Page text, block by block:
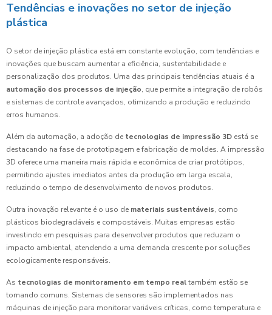
Tendências e inovações no setor de injeção
plástica
O setor de injeção plástica está em constante evolução, com tendências e
inovações que buscam aumentar a eficiência, sustentabilidade e
personalização dos produtos. Uma das principais tendências atuais é a
automação dos processos de injeção, que permite a integração de robôs
e sistemas de controle avançados, otimizando a produção e reduzindo
erros humanos.
Além da automação, a adoção de tecnologias de impressão 3D está se
destacando na fase de prototipagem e fabricação de moldes. A impressão
3D oferece uma maneira mais rápida e econômica de criar protótipos,
permitindo ajustes imediatos antes da produção em larga escala,
reduzindo o tempo de desenvolvimento de novos produtos.
Outra inovação relevante é o uso de materiais sustentáveis, como
plásticos biodegradáveis e compostáveis. Muitas empresas estão
investindo em pesquisas para desenvolver produtos que reduzam o
impacto ambiental, atendendo a uma demanda crescente por soluções
ecologicamente responsáveis.
As tecnologias de monitoramento em tempo realtambém estão se
tornando comuns. Sistemas de sensores são implementados nas
máquinas de injeção para monitorar variáveis críticas, como temperatura e